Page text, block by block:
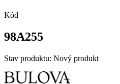
Kód
98A255
Stav produktu: Nový produkt